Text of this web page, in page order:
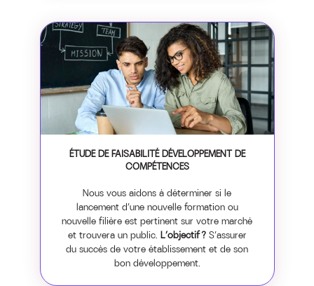
ÉTUDE DE FAISABILITÉ DÉVELOPPEMENT DE
COMPÉTENCES
Nous vous aidons à déterminer si le
lancement d’une nouvelle formation ou
nouvelle filière est pertinent sur votre marché
et trouvera un public. L’objectif ?S’assurer
du succès de votre établissement et de son
bon développement.